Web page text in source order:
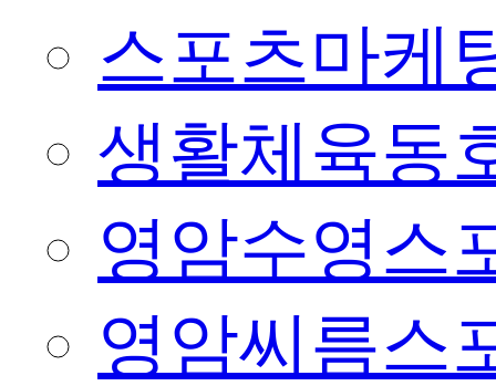
스포츠마케
생활체육동
영암수영스
영암씨름스